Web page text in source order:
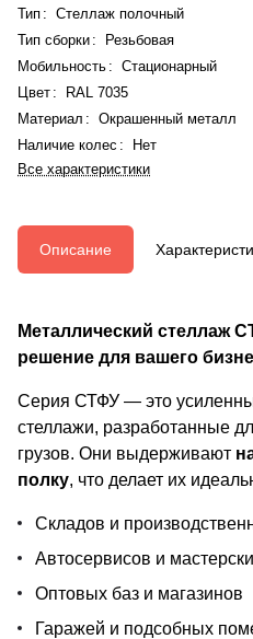
Тип : Стеллаж полочный
Тип сборки:
Резьбовая
Мобильность : Стационарный
Цвет :
RAL 7035
Материал : Окрашенный металл
Наличие колес :
Нет
Все характеристики
Описание
Металлический стеллаж
решение для вашего
Серия СТФУ — это
стеллажи, разработанные
грузов. Они выдерживают
полку, что делает их
Складов и
Автосервисов и
Оптовых баз и магазинов
Гаражей и подсобных